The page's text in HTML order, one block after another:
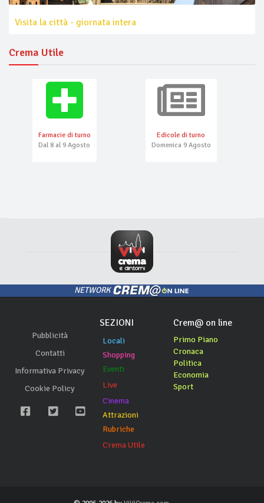
Visita la città - giornata intera
Crema Utile
Farmacie di turno
Dal 8 al 9 Agosto
Edicole di turno
Domenica 9 Agosto
NETWORK
Pubblicità
Contatti
Informativa Privacy
Cookie Policy
SEZIONI
Locali
Shopping
Eventi
Live
Cinema
Attrazioni
Rubriche
Crema Utile
Crem@ on line
Primo Piano
Cronaca
Politica
Economia
Sport